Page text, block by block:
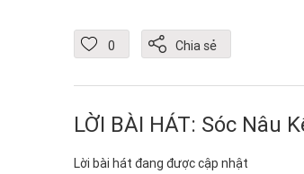
0 Chia sẻ
LỜI BÀI HÁT: Sóc Nâu
Lời bài hát đang được cập nhật